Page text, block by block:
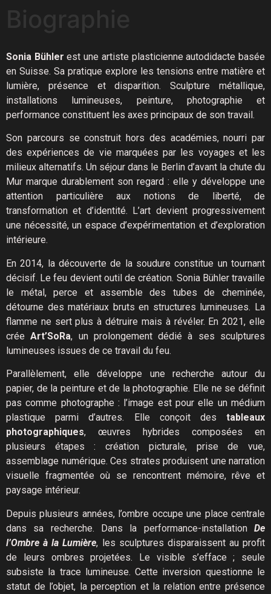
Sonia Bühler est une artiste plasticienne autodidacte basée
en Suisse. Sa pratique explore les tensions entre matière et
lumière, présence et disparition. Sculpture métallique,
installations lumineuses, peinture, photographie et
performance constituent les axes principaux de son travail.
Son parcours se construit hors des académies, nourri par
des expériences de vie marquées par les voyages et les
milieux alternatifs. Un séjour dans le Berlin d’avant la chute du
Mur marque durablement son regard : elle y développe une
attention particulière aux notions de liberté, de
transformation et d’identité. L’art devient progressivement
une nécessité, un espace d’expérimentation et d’exploration
intérieure.
En 2014, la découverte de la soudure constitue un tournant
décisif. Le feu devient outil de création. Sonia Bühler travaille
le métal, perce et assemble des tubes de cheminée,
détourne des matériaux bruts en structures lumineuses. La
flamme ne sert plus à détruire mais à révéler. En 2021, elle
créeArt’SoRa, un prolongement dédié à ses sculptures
lumineuses issues de ce travail du feu.
Parallèlement, elle développe une recherche autour du
papier, de la peinture et de la photographie. Elle ne se définit
pas comme photographe : l’image est pour elle un médium
plastique parmi d’autres. Elle conçoit des tableaux
photographiques, œuvres hybrides composées en
plusieurs étapes : création picturale, prise de vue,
assemblage numérique. Ces strates produisent une narration
visuelle fragmentée où se rencontrent mémoire, rêve et
paysage intérieur.
Depuis plusieurs années, l’ombre occupe une place centrale
dans sa recherche. Dans la performance-installation De
l’Ombre à la Lumière, les sculptures disparaissent au profit
de leurs ombres projetées. Le visible s’efface ; seule
subsiste la trace lumineuse. Cette inversion questionne le
statut de l’objet, la perception et la relation entre présence